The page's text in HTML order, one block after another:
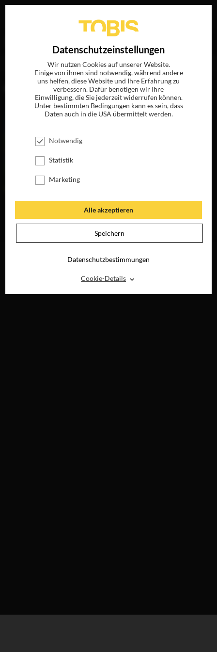
„Cassandre Warnauts“
DER PFAU
RAY, DVD &
MEINEN HASS
BEKOMMT IHR
NICHT
SEHEN
Datenschutzeinstellungen
Wir nutzen Cookies auf unserer Website.
Einige von ihnen sind notwendig, während andere
uns helfen, diese Website und Ihre Erfahrung zu
verbessern. Dafür benötigen wir Ihre
Einwilligung, die Sie jederzeit widerrufen können.
Unter bestimmten Bedingungen kann es sein, dass
Daten auch in die USA übermittelt werden.
Notwendig
Statistik
Marketing
Alle akzeptieren
Speichern
Datenschutzbestimmungen
Cookie-Details ⌃